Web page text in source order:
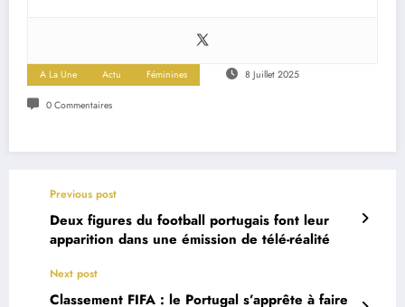
A La Une Actu Féminines 8 Juillet 2025
0 Commentaires
Previous post
Deux figures du football portugais font leur
apparition dans une émission de télé-réalité
Next post
Classement FIFA : le Portugal s’apprête à faire